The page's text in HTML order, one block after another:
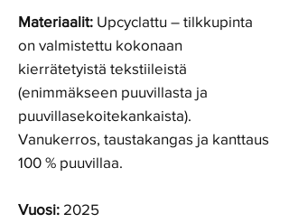
Materiaalit: Upcyclattu – tilkkupinta
on valmistettu kokonaan
kierrätetyistä tekstiileistä
(enimmäkseen puuvillasta ja
puuvillasekoitekankaista).
Vanukerros, taustakangas ja kanttaus
100 % puuvillaa.
Vuosi: 2025